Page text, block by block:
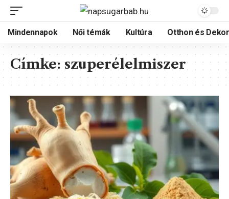
Mindennapok Női témák Kultúra Otthon és
Címke: szuperélelmiszer